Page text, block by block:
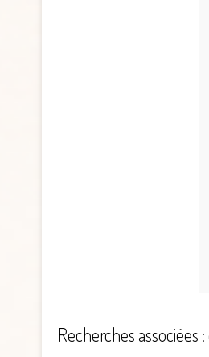
Recherches associées